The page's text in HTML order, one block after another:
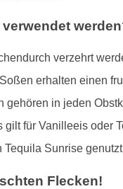
verzehrt
erhalten einen
in jeden
für Vanilleeis oder
Sunrise
Flecken!